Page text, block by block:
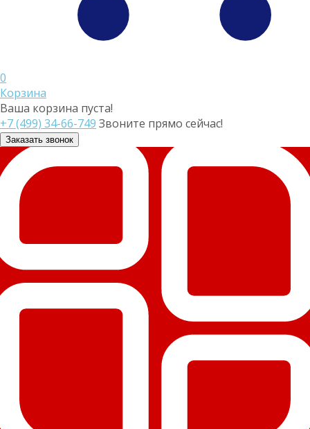
0
Корзина
Ваша корзина пуста!
+7 (499) 34-66-749 Звоните прямо сейчас!
Заказать звонок